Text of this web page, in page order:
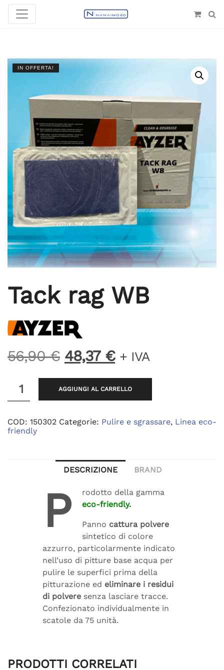
IN OFFERTA!
Tack rag WB
56,90€ Il
originale
era:
56,90 €.
48,37 €Il
attuale
è:
48,37 €.
+ IVA
WB
AGGIUNGI AL CARRELLO
COD: 150302 Categorie: Pulire e sgrassare, Linea eco-
friendly
DESCRIZIONE BRAND
P
rodotto della gamma
eco-friendly.
Panno cattura polvere
sintetico di colore
azzurro, particolarmente indicato
nell’uso di pitture base acqua per
pulire le superfici prima della
pitturazione ed eliminare i residui
di polveresenza lasciare tracce.
Confezionato individualmente in
scatole da 75 unità.
PRODOTTI CORRELATI